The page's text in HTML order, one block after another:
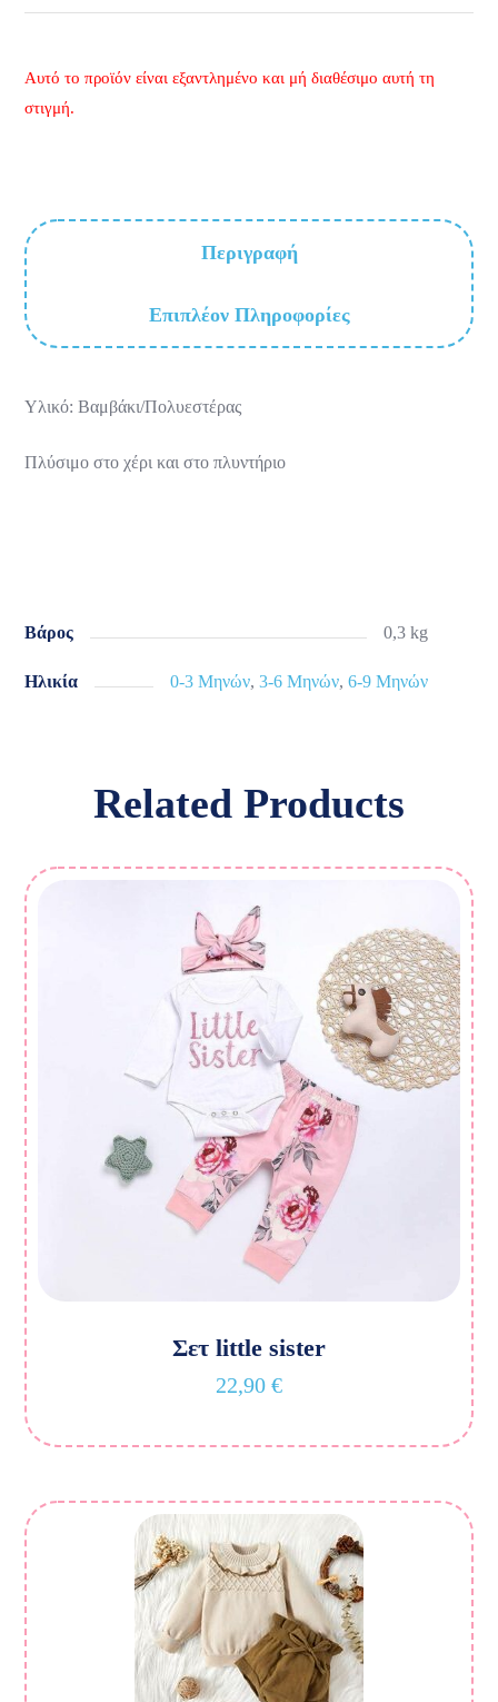
Αυτό το προϊόν είναι εξαντλημένο και μή διαθέσιμο αυτή τη
στιγμή.
Περιγραφή
Επιπλέον Πληροφορίες
Υλικό: Βαμβάκι/Πολυεστέρας
Πλύσιμο στο χέρι και στο πλυντήριο
Βάρος 0,3 kg
Ηλικία 0-3 Μηνών,3-6 Μηνών,6-9 Μηνών
Related Products
Σετ little sister
22,90 €